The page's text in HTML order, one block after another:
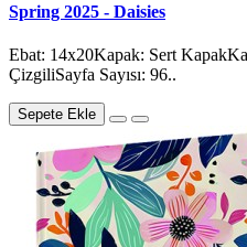
Spring 2025 - Daisies
Ebat: 14x20Kapak: Sert
ÇizgiliSayfa Sayısı: 96..
Sepete Ekle